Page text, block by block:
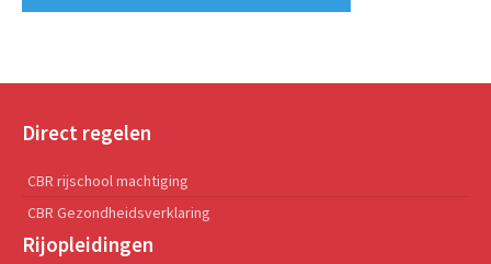
Direct regelen
CBR rijschool machtiging
CBR Gezondheidsverklaring
Rijopleidingen